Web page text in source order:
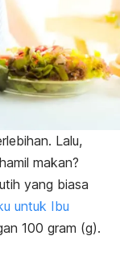
Lalu,
makan?
yang biasa
untuk Ibu
100 gram (g).